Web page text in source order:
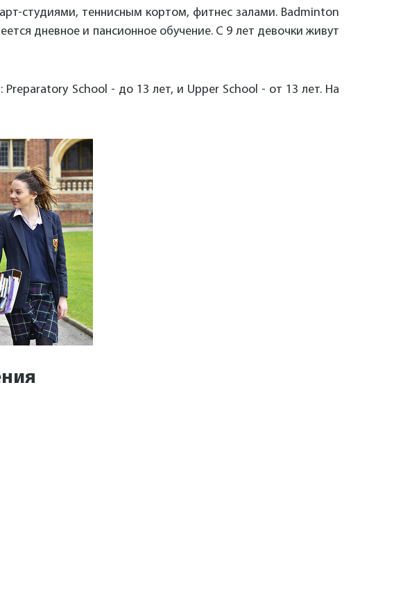
студиями, теннисным кортом, фитнес залами. Badminton
дневное и пансионное обучение. С 9 лет девочки живут
School - до 13 лет, и Upper School - от 13 лет. На